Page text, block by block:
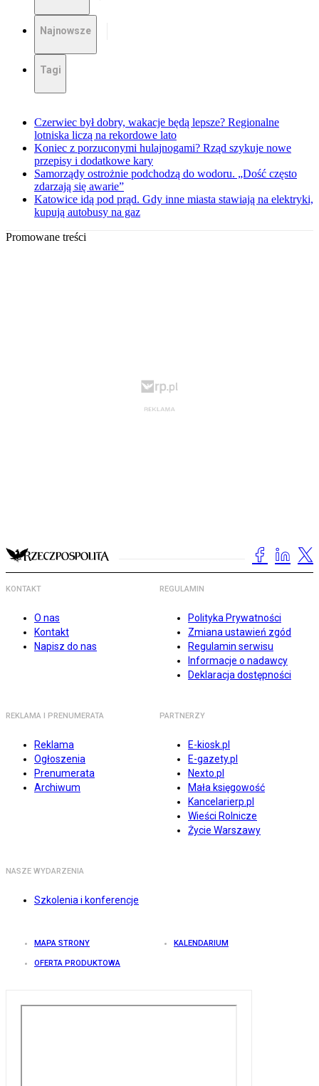
Najnowsze
Tagi
Czerwiec był dobry, wakacje będą lepsze? Regionalne
lotniska liczą na rekordowe lato
Koniec z porzuconymi hulajnogami? Rząd szykuje nowe
przepisy i dodatkowe kary
Samorządy ostrożnie podchodzą do wodoru. „Dość często
zdarzają się awarie”
Katowice idą pod prąd. Gdy inne miasta stawiają na elektryki,
kupują autobusy na gaz
Promowane treści
KONTAKT
O nas
Kontakt
Napisz do nas
REGULAMIN
Polityka Prywatności
Zmiana ustawień zgód
Regulamin serwisu
Informacje o nadawcy
Deklaracja dostępności
REKLAMA I PRENUMERATA
Reklama
Ogłoszenia
Prenumerata
Archiwum
PARTNERZY
E-kiosk.pl
E-gazety.pl
Nexto.pl
Mała księgowość
Kancelarierp.pl
Wieści Rolnicze
Życie Warszawy
NASZE WYDARZENIA
Szkolenia i konferencje
MAPA STRONY KALENDARIUM
OFERTA PRODUKTOWA